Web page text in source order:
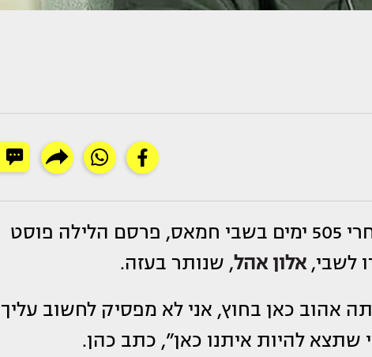
אחרי 505 ימים בשבי חמאס, פרסם הלילה פוסט
לשבי,אלון אהל, שנותר בעזה.
אהוב כאן בחוץ, אני לא מפסיק לחשוב עליך
שתצא להיות איתנו כאן”, כתב כהן.